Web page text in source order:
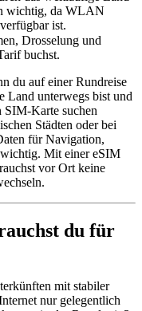
wichtig, da WLAN
ist.
Drosselung und
buchst.
du auf einer Rundreise
Land unterwegs bist und
SIM-Karte suchen
Städten oder bei
für Navigation,
Mit einer eSIM
vor Ort keine
du für
mit stabiler
nur gelegentlich